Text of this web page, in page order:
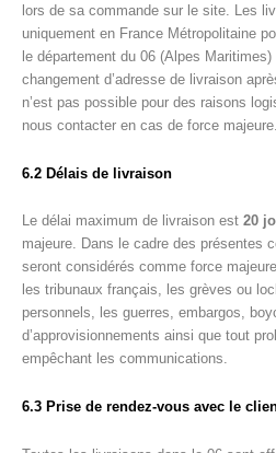
lors de sa commande sur le site. Les
uniquement en France Métropolitaine
le département du 06 (Alpes
changement d’adresse de livraison
n’est pas possible pour des raisons
nous contacter en cas de force majeure.
6.2 Délais de livraison
Le délai maximum de livraison est 20
majeure. Dans le cadre des présentes
seront considérés comme force
les tribunaux français, les grèves ou
personnels, les guerres, embargos,
d’approvisionnements ainsi que tout
empêchant les communications.
6.3 Prise de rendez-vous avec le